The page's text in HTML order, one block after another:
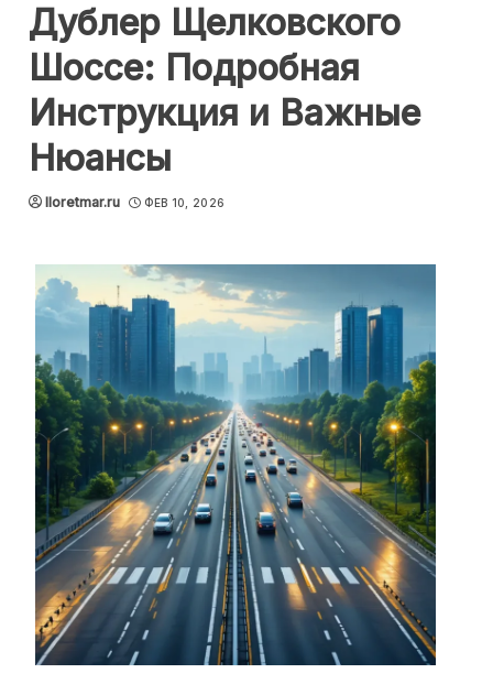
Дублер Щелковского
Шоссе: Подробная
Инструкция и Важные
Нюансы
lloretmar.ru ФЕВ 10, 2026